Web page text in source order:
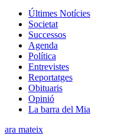
Últimes Notícies
Societat
Successos
Agenda
Política
Entrevistes
Reportatges
Obituaris
Opinió
La barra del Mia
ara mateix